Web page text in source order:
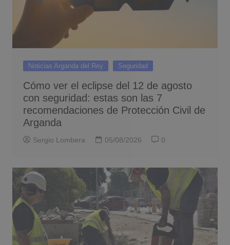
Noticias Arganda del Rey Seguridad
Cómo ver el eclipse del 12 de agosto
con seguridad: estas son las 7
recomendaciones de Protección Civil de
Arganda
Sergio Lombera 05/08/2026 0